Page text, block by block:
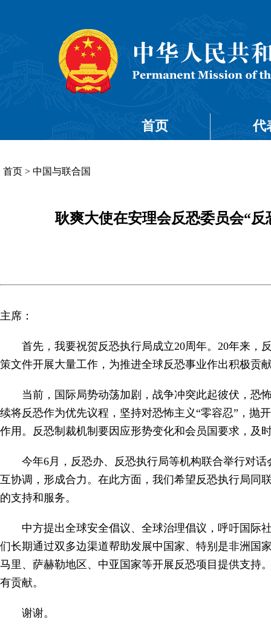
首页 代
首页 > 中国与联合国
耿爽大使在安理会反恐委员会“
主席：
首先，我要祝贺反恐执行局成立20周年。20年来，
策文件开展大量工作，为推进全球反恐事业作出积极贡
当前，国际局势动荡加剧，战争冲突此起彼伏，恐
续将反恐作为优先议程，坚持对恐怖主义“零容忍”，抛
作用。反恐制裁机制要因应形势变化和会员国要求，及
今年6月，反恐办、反恐执行局等机构联合举行对
互协调，形成合力。在此方面，我们希望反恐执行局同
的支持和服务。
中方提出全球安全倡议、全球治理倡议，呼吁国际
们长期通过双多边渠道帮助发展中国家、特别是非洲
马里、萨赫勒地区、中亚国家等开展反恐项目提供支持
有贡献。
谢谢。